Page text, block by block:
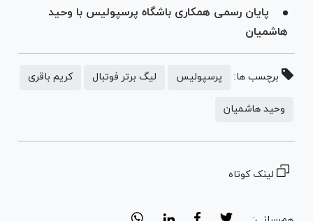
پایان رسمی‌ همکاری باشگاه پرسپولیس با وحید
هاشمیان
برچسب ها: پرسپولیس لیگ برتر فوتبال کریم باقری
وحید هاشمیان
لینک کوتاه